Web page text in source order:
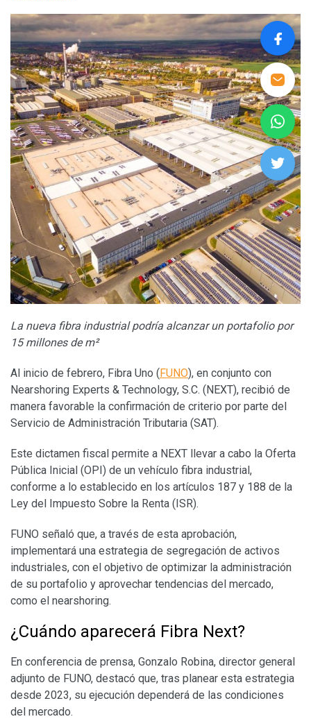
La nueva fibra industrial podría alcanzar un portafolio por
15 millones de m²
Al inicio de febrero, Fibra Uno (FUNO), en conjunto con
Nearshoring Experts & Technology, S.C. (NEXT), recibió de
manera favorable la confirmación de criterio por parte del
Servicio de Administración Tributaria (SAT).
Este dictamen fiscal permite a NEXT llevar a cabo la Oferta
Pública Inicial (OPI) de un vehículo fibra industrial,
conforme a lo establecido en los artículos 187 y 188 de la
Ley del Impuesto Sobre la Renta (ISR).
FUNO señaló que, a través de esta aprobación,
implementará una estrategia de segregación de activos
industriales, con el objetivo de optimizar la administración
de su portafolio y aprovechar tendencias del mercado,
como el nearshoring.
¿Cuándo aparecerá Fibra Next?
En conferencia de prensa, Gonzalo Robina, director general
adjunto de FUNO, destacó que, tras planear esta estrategia
desde 2023, su ejecución dependerá de las condiciones
del mercado.